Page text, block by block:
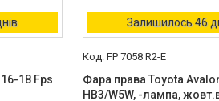
18 Fps
Залишилось 46
FP 7058 R2-E
Фара права Toyota
HB3/W5W, -лампа,